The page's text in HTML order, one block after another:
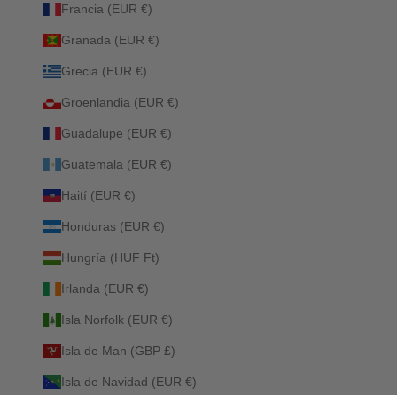
Francia (EUR €)
Granada (EUR €)
Grecia (EUR €)
Groenlandia (EUR €)
Guadalupe (EUR €)
Guatemala (EUR €)
Haití (EUR €)
Honduras (EUR €)
Hungría (HUF Ft)
Irlanda (EUR €)
Isla Norfolk (EUR €)
Isla de Man (GBP £)
Isla de Navidad (EUR €)